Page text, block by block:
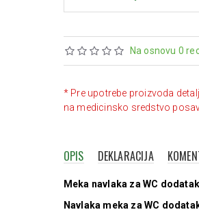
Na osnovu 0
* Pre upotrebe proizvoda
na medicinsko sredstvo
OPIS DEKLARACIJA
Meka navlaka za WC
Navlaka meka za WC